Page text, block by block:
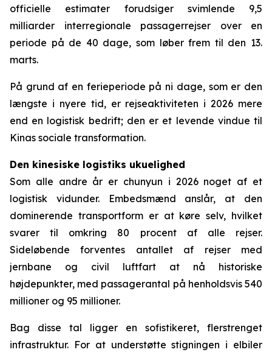
officielle estimater forudsiger svimlende 9,5
milliarder interregionale passagerrejser over en
periode på de 40 dage, som løber frem til den 13.
marts.
På grund af en ferieperiode på ni dage, som er den
længste i nyere tid, er rejseaktiviteten i 2026 mere
end en logistisk bedrift; den er et levende vindue til
Kinas sociale transformation.
Den kinesiske logistiks ukuelighed
Som alle andre år er chunyun i 2026 noget af et
logistisk vidunder. Embedsmænd anslår, at den
dominerende transportform er at køre selv, hvilket
svarer til omkring 80 procent af alle rejser.
Sideløbende forventes antallet af rejser med
jernbane og civil luftfart at nå historiske
højdepunkter, med passagerantal på henholdsvis 540
millioner og 95 millioner.
Bag disse tal ligger en sofistikeret, flerstrenget
infrastruktur. For at understøtte stigningen i elbiler